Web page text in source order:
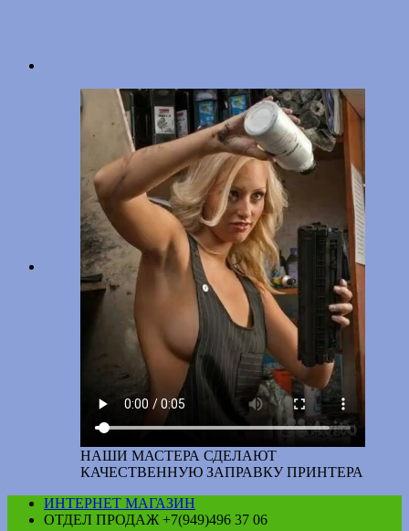
НАШИ МАСТЕРА СДЕЛАЮТ
КАЧЕСТВЕННУЮ ЗАПРАВКУ ПРИНТЕРА
ИНТЕРНЕТ МАГАЗИН
ОТДЕЛ ПРОДАЖ +7(949)496 37 06